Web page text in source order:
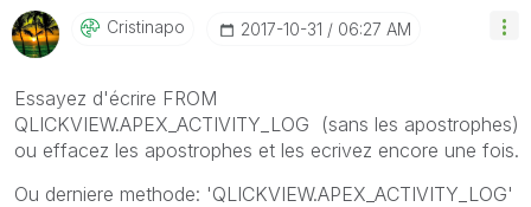
Cristinapo ‎2017-10-31 06:27 AM
Essayez d'écrire FROM
QLICKVIEW.APEX_ACTIVITY_LOG (sans les apostrophes)
ou effacez les apostrophes et les ecrivez encore une fois.
Ou derniere methode: 'QLICKVIEW.APEX_ACTIVITY_LOG'